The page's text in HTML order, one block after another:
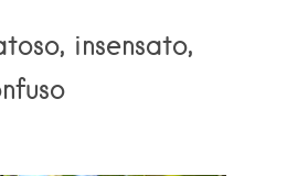
insensato,